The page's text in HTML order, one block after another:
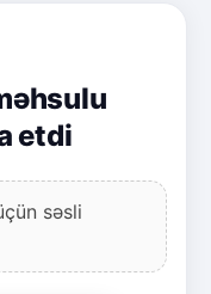
etdi
səsli